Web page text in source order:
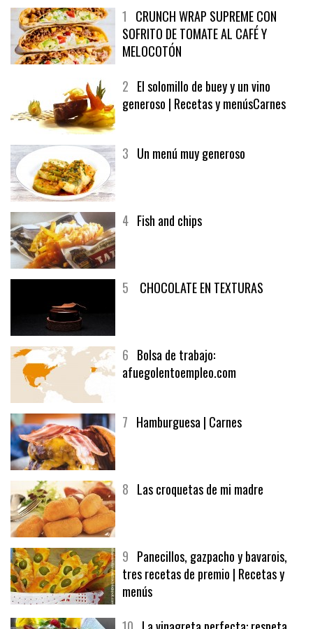
1CRUNCH WRAP SUPREME CON
SOFRITO DE TOMATE AL CAFÉ Y
MELOCOTÓN
2El solomillo de buey y un vino
6Bolsa de trabajo:
9Panecillos, gazpacho y bavarois,
tres recetas de premio | Recetas y
menús